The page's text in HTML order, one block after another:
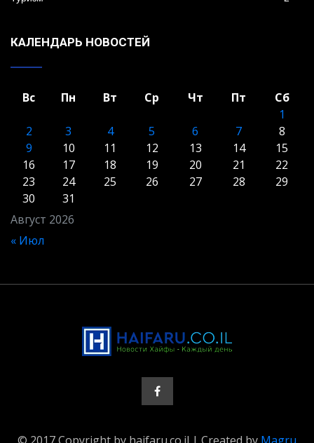
КАЛЕНДАРЬ НОВОСТЕЙ
Август 2026
Вс Пн Вт Ср Чт Пт
Сб
1
2
3 4 5 6 7
8
9
10 11 12 13 14
15
16
17 18 19 20 21
22
23
24 25 26 27 28
29
30
31
« Июл